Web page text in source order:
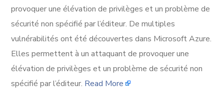
provoquer une élévation de privilèges et un problème de
sécurité non spécifié par l’éditeur. De multiples
vulnérabilités ont été découvertes dans Microsoft Azure.
Elles permettent à un attaquant de provoquer une
élévation de privilèges et un problème de sécurité non
spécifié par l’éditeur. Read More